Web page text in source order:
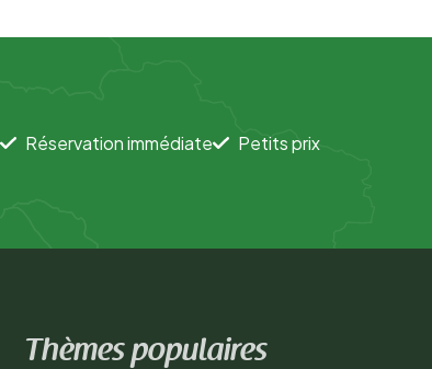
Réservation immédiate Petits prix
Thèmes populaires